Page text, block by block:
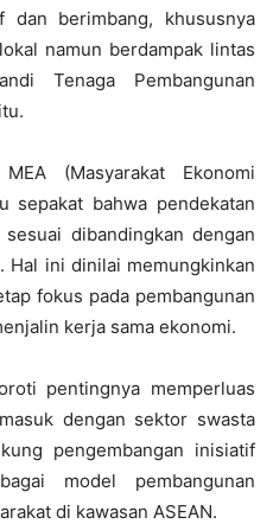
berimbang, khususnya
namun berdampak lintas
Tenaga Pembangunan
(Masyarakat Ekonomi
sepakat bahwa pendekatan
dibandingkan dengan
Hal ini dinilai memungkinkan
fokus pada pembangunan
kerja sama ekonomi.
pentingnya memperluas
dengan sektor swasta
pengembangan inisiatif
model pembangunan
di kawasan ASEAN.